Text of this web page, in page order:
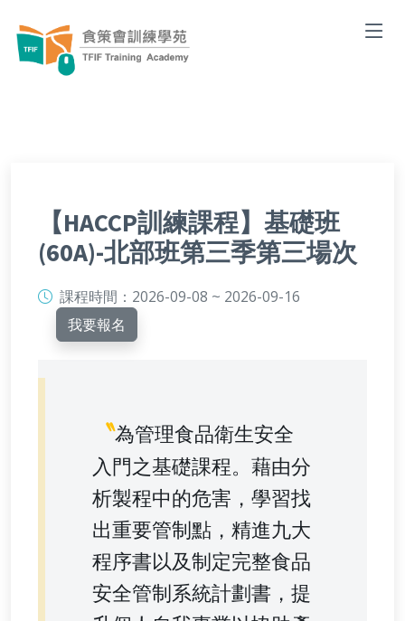
【HACCP訓練課程】基礎班
(60A)-北部班第三季第三場次
課程時間： 2026-09-08 ~ 2026-09-16
我要報名
〝為管理食品衛生安全
入門之基礎課程。藉由分
析製程中的危害，學習找
出重要管制點，精進九大
程序書以及制定完整食品
安全管制系統計劃書，提